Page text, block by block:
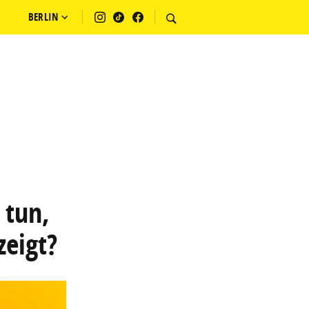
BERLIN
tun,